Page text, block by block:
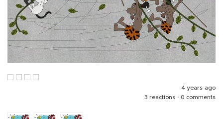
4 years ago
3 reactions • 0 comments